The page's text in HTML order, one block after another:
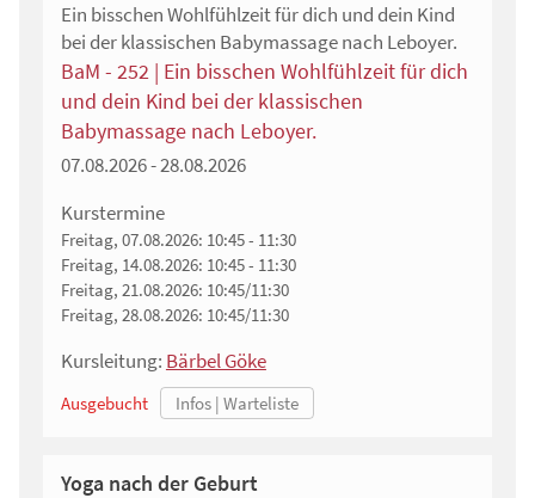
Ein bisschen Wohlfühlzeit für dich und dein Kind
bei der klassischen Babymassage nach Leboyer.
BaM - 252 | Ein bisschen Wohlfühlzeit für dich
und dein Kind bei der klassischen
Babymassage nach Leboyer.
07.08.2026 - 28.08.2026
Kurstermine
Freitag, 07.08.2026: 10:45 - 11:30
Freitag, 14.08.2026: 10:45 - 11:30
Freitag, 21.08.2026: 10:45/11:30
Freitag, 28.08.2026: 10:45/11:30
Kursleitung: Bärbel Göke
Ausgebucht
Yoga nach der Geburt